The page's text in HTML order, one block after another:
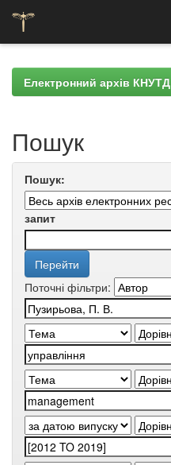
navigationЕлектронний архів КНУТД
Пошук
Пошук:
запит
Поточні фільтри: